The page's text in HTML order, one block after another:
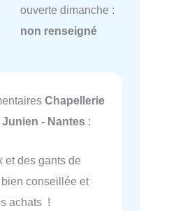
ouverte dimanche :
non renseigné
Chapellerie
- Nantes :
et des gants de
conseillée et
achats !